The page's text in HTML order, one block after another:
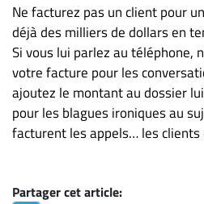
Ne facturez pas un client pour
déjà des milliers de dollars en
Si vous lui parlez au téléphone,
votre facture pour les
ajoutez le montant au dossier
pour les blagues ironiques au
facturent les appels… les
Partager cet article: